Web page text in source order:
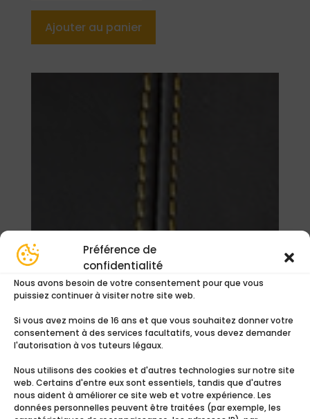
Préférence de
confidentialité
Nous avons besoin de votre consentement pour que vous
puissiez continuer à visiter notre site web.
Si vous avez moins de 16 ans et que vous souhaitez donner votre
consentement à des services facultatifs, vous devez demander
l'autorisation à vos tuteurs légaux.
Nous utilisons des cookies et d'autres technologies sur notre site
web. Certains d'entre eux sont essentiels, tandis que d'autres
nous aident à améliorer ce site web et votre expérience. Les
données personnelles peuvent être traitées (par exemple, les
Ajouter au panier
Jaune
Ajouter au devis